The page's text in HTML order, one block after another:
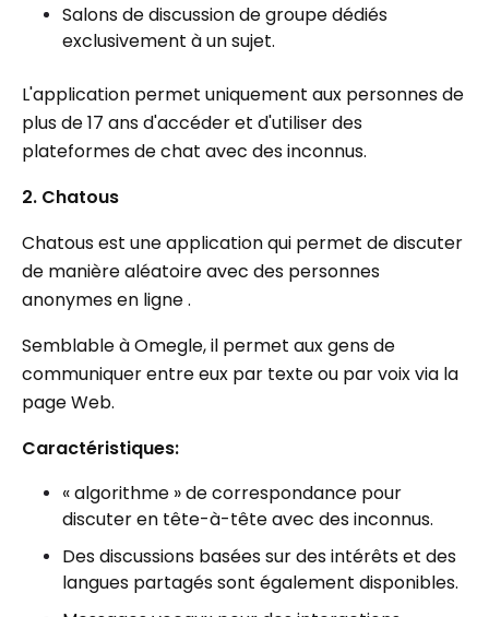
Salons de discussion de groupe dédiés
exclusivement à un sujet.
L'application permet uniquement aux personnes de
plus de 17 ans d'accéder et d'utiliser des
plateformes de chat avec des inconnus.
2. Chatous
Chatous est une application qui permet de discuter
de manière aléatoire avec des personnes
anonymes en ligne .
Semblable à Omegle, il permet aux gens de
communiquer entre eux par texte ou par voix via la
page Web.
Caractéristiques:
« algorithme » de correspondance pour
discuter en tête-à-tête avec des inconnus.
Des discussions basées sur des intérêts et des
langues partagés sont également disponibles.